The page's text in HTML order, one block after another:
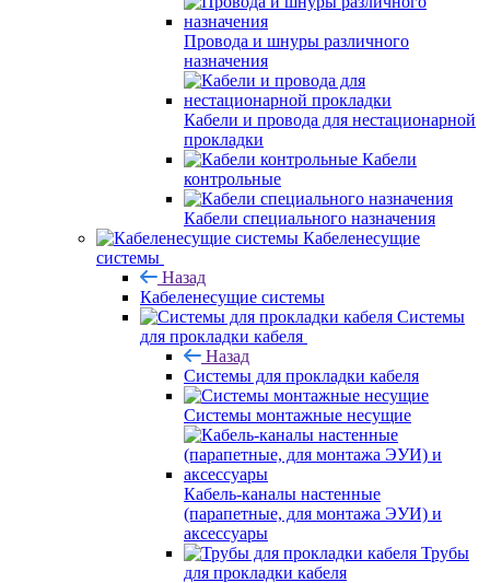
Провода и шнуры различного
назначения
Кабели и провода для нестационарной
прокладки
Кабели
контрольные
Кабели специального назначения
Кабеленесущие
системы
Назад
Кабеленесущие системы
Системы
для прокладки кабеля
Назад
Системы для прокладки кабеля
Системы монтажные несущие
Кабель-каналы настенные
(парапетные, для монтажа ЭУИ) и
аксессуары
Трубы
для прокладки кабеля